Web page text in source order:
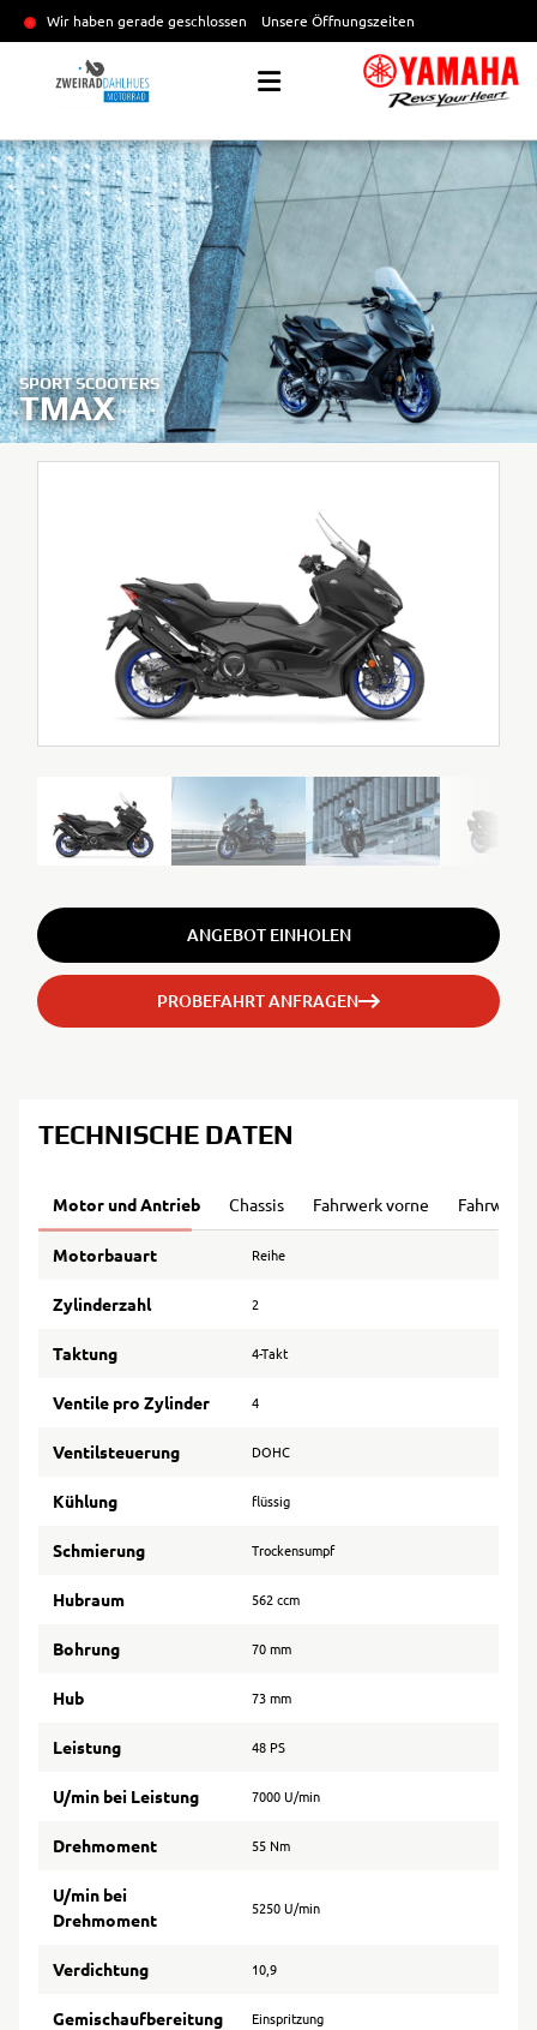
Wir haben gerade geschlossen Unsere Öffnungszeiten
SPORT SCOOTERS
TMAX
ANGEBOT EINHOLEN
PROBEFAHRT ANFRAGEN
TECHNISCHE DATEN
Motor und Antrieb Chassis Fahrwerk vorne Fahrwerk
Motorbauart Reihe
Zylinderzahl 2
Taktung 4-Takt
Ventile pro Zylinder 4
Ventilsteuerung DOHC
Kühlung flüssig
Schmierung Trockensumpf
Hubraum 562 ccm
Bohrung 70 mm
Hub 73 mm
Leistung 48 PS
U/min bei Leistung 7000 U/min
Drehmoment 55 Nm
U/min bei
Drehmoment
5250 U/min
Verdichtung 10,9
Gemischaufbereitung Einspritzung